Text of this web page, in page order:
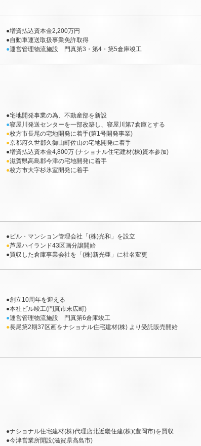
●増資払込資本金2,200万円
●自動車運送取扱事業免許取得
●運営管理物流施設 門真第3・第4・第5倉庫竣工
●宅地開発事業の為、不動産部を新設
●寝屋川発送センターを一部改築し、寝屋川第7倉庫とする
●枚方市長尾の宅地開発に着手(第1号開発事業)
●京都府久世郡久御山町佐山の宅地開発に着手
●増資払込資本金4,800万 (ナショナル住宅建材(株)資本参加)
●滋賀県高島郡今津の宅地開発に着手
●枚方市大字杉氷室開発に着手
●ビル・マンション管理会社「(株)光和」を設立
●芦屋ハイランド43区画分譲開始
●買収した倉庫事業会社を「(株)新光亜」に社名変更
●創立10周年を迎える
●本社ビル竣工(門真市末広町)
●運営管理物流施設 門真第6倉庫竣工
●長尾第2期37区画をナショナル住宅建材(株) より受託販売開始
●ナショナル住宅建材(株)代理店北近畿住建(株)(豊岡市)を買収
●今津営業所開設(滋賀県高島市)